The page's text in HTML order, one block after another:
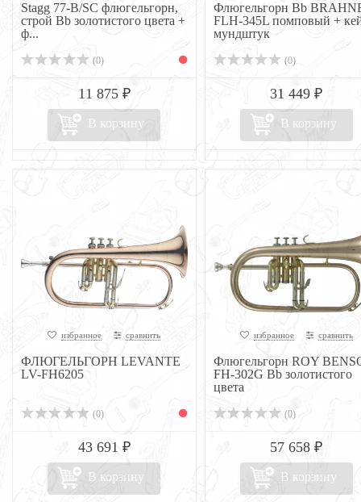
Stagg 77-B/SC флюгельгорн,
строй Bb золотистого цвета +
ф...
(0)
11 875 ₽
В корзину
Флюгельгорн Bb
FLH-345L помповый +
мундштук
(0)
31 449 ₽
В корзину
избранное сравнить
ФЛЮГЕЛЬГОРН LEVANTE
LV-FH6205
(0)
43 691 ₽
В корзину
избранное сравнить
Флюгельгорн ROY
FH-302G Bb золотистого
цвета
(0)
57 658 ₽
В корзину